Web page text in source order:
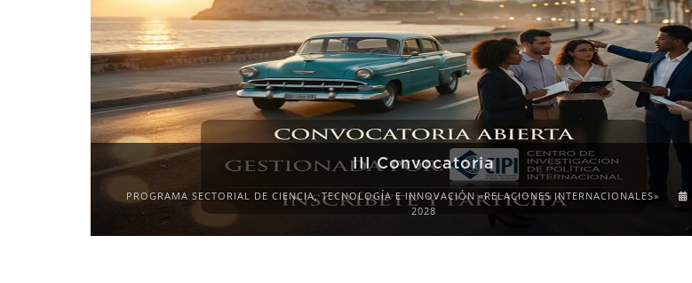
III Convocatoria
PROGRAMA SECTORIAL DE CIENCIA, TECNOLOGÍA E INNOVACIÓN «RELACIONES INTERNACIONALES»
2028